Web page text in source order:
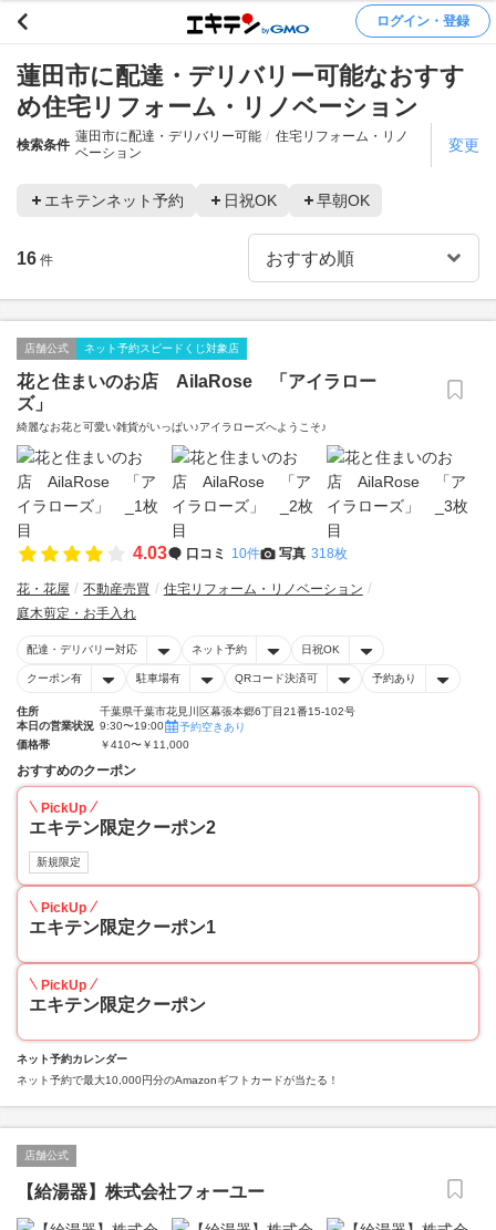
ログイン・登録
蓮田市に配達・デリバリー可能なおすす
め住宅リフォーム・リノベーション
検索条件
蓮田市に配達・デリバリー可能
住宅リフォーム・リノ
ベーション
変更
エキテンネット予約 日祝OK 早朝OK
16 件
店舗公式 ネット予約スピードくじ対象店
花と住まいのお店 AilaRose 「アイラロー
ズ」
綺麗なお花と可愛い雑貨がいっぱい♪アイラローズへようこそ♪
4.03 口コミ 10件 写真 318枚
花・花屋 不動産売買
住宅リフォーム・リノベーション
庭木剪定・お手入れ
配達・デリバリー対応 ネット予約 日祝OK
クーポン有 駐車場有 QRコード決済可 予約あり
住所
千葉県千葉市花見川区幕張本郷6丁目21番15-102号
本日の営業状況 9:30〜19:00
予約空きあり
価格帯
￥410〜￥11,000
おすすめのクーポン
PickUp
エキテン限定クーポン2
新規限定
PickUp
エキテン限定クーポン1
PickUp
エキテン限定クーポン
ネット予約カレンダー
ネット予約で最大10,000円分のAmazonギフトカードが当たる！
店舗公式
【給湯器】株式会社フォーユー